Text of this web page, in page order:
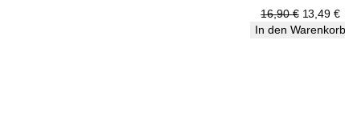
16,90€
Preis
13,49 €
In den Warenkorb